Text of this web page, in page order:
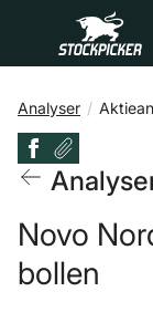
Gå till
Analyser
Novo
bollen